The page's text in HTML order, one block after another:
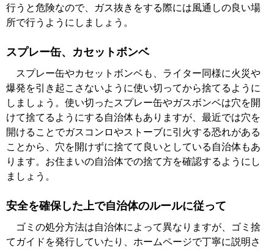
行うと危険なので、ガス抜きをする際には風通しの良い場
所で行うようにしましょう。
スプレー缶、カセットボンベ
スプレー缶やカセットボンベも、ライター同様に火災や
爆発を引き起こさないように使い切ってから捨てるように
しましょう。使い切ったスプレー缶やガスボンベは穴を開
けて捨てるようにする自治体もありますが、最近では穴を
開けることでガスコンロやストーブに引火する恐れがある
ことから、穴を開けずに捨てて良いとしている自治体もあ
ります。お住まいの自治体での捨て方を確認するようにし
ましょう。
安全を確保した上で自治体のルールに従って
ゴミの処分方法は自治体によって異なりますが、ゴミ捨
てガイドを発行していたり、ホームページで丁寧に説明さ